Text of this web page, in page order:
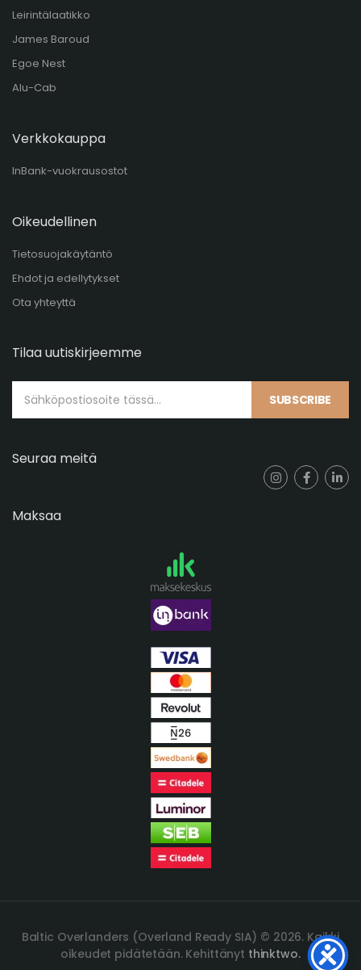
Leirintälaatikko
James Baroud
Egoe Nest
Alu-Cab
Verkkokauppa
InBank-vuokrausostot
Oikeudellinen
Tietosuojakäytäntö
Ehdot ja edellytykset
Ota yhteyttä
Tilaa uutiskirjeemme
SUBSCRIBE
Seuraa meitä
Maksaa
Baltic Overlanders (Overland Ready SIA) © 2026. Kaikki
oikeudet pidätetään. Kehittänyt thinktwo.